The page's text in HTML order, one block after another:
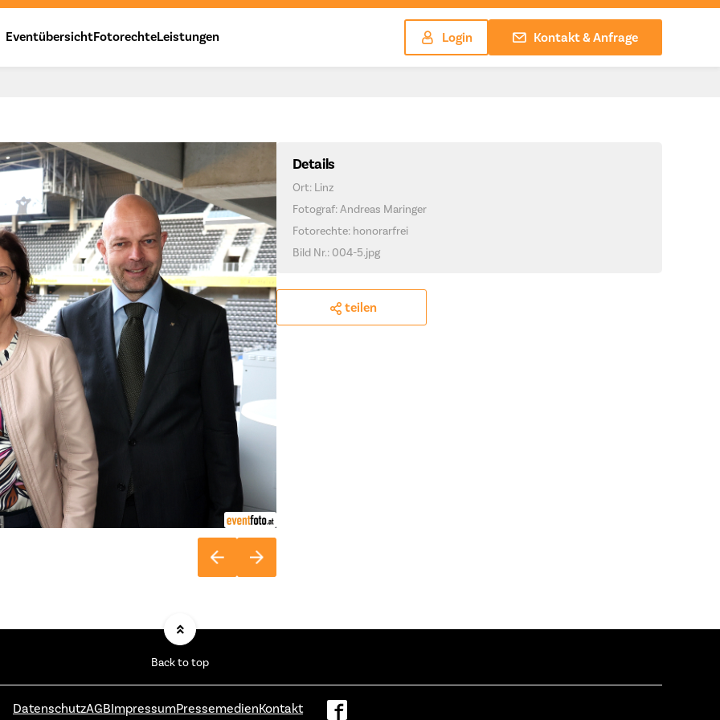
EventübersichtFotorechteLeistungen Login Kontakt & Anfrage
Details
Ort: Linz
Fotograf: Andreas Maringer
Fotorechte: honorarfrei
Bild Nr.: 004-5.jpg
teilen
Back to top
DatenschutzAGBImpressumPressemedienKontakt